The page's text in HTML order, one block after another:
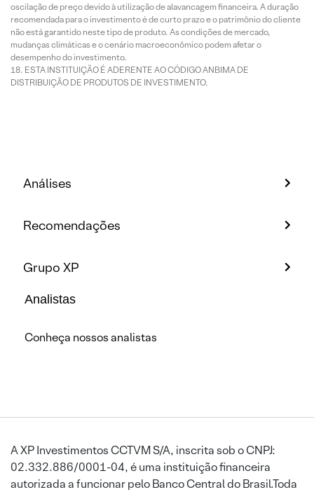
oscilação de preço devido à utilização de alavancagem financeira. A duração
recomendada para o investimento é de curto prazo e o patrimônio do cliente
não está garantido neste tipo de produto. As condições de mercado,
mudanças climáticas e o cenário macroeconômico podem afetar o
desempenho do investimento.
ESTA INSTITUIÇÃO É ADERENTE AO CÓDIGO ANBIMA DE
DISTRIBUIÇÃO DE PRODUTOS DE INVESTIMENTO.
Análises
Recomendações
Grupo XP
Analistas
Conheça nossos analistas
A XP Investimentos CCTVM S/A, inscrita sob o CNPJ:
02.332.886/0001-04, é uma instituição financeira
autorizada a funcionar pelo Banco Central do Brasil.Toda